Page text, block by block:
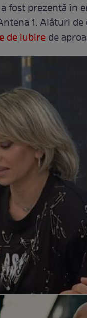
fost prezentă în
1. Alături
de iubirede